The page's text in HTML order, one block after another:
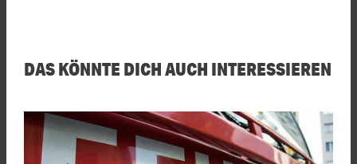
DAS KÖNNTE DICH AUCH INTERESSIEREN